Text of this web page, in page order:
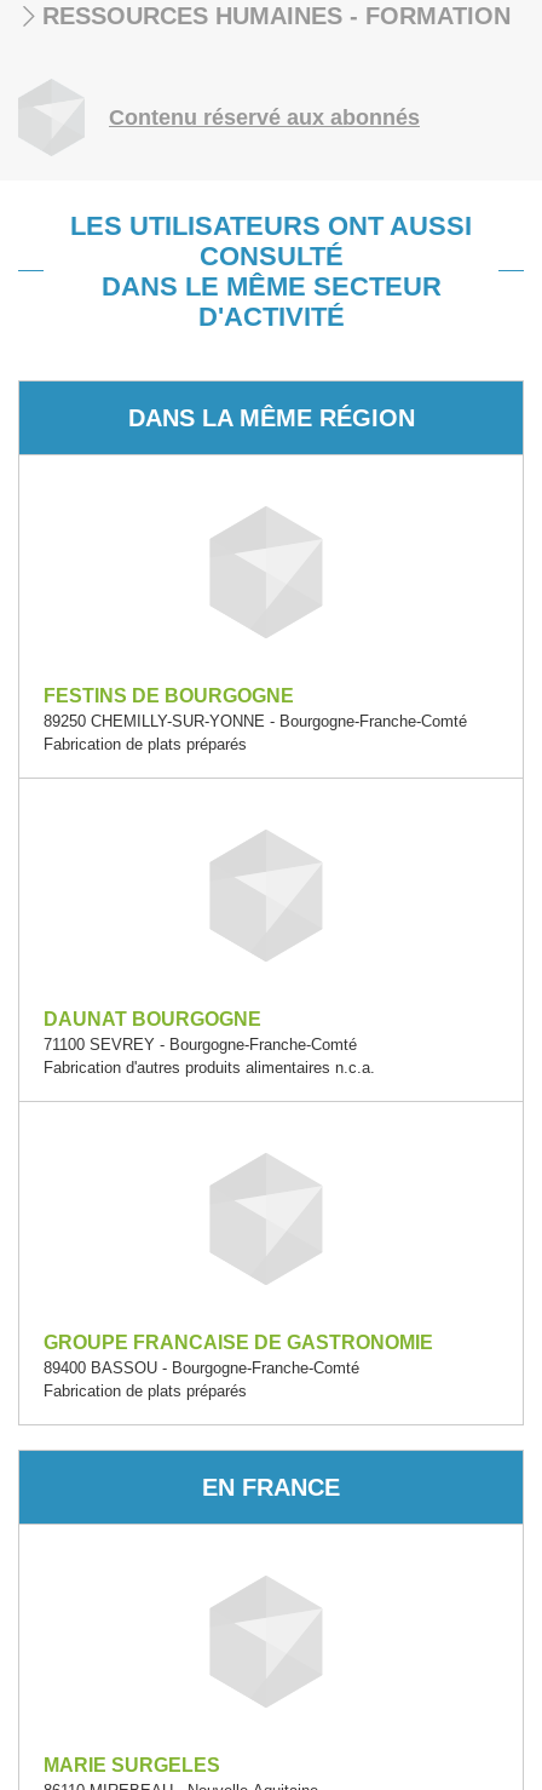
RESSOURCES HUMAINES - FORMATION
Contenu réservé aux abonnés
LES UTILISATEURS ONT AUSSI
CONSULTÉ
DANS LE MÊME SECTEUR
D'ACTIVITÉ
DANS LA MÊME RÉGION
FESTINS DE BOURGOGNE
89250 CHEMILLY-SUR-YONNE - Bourgogne-Franche-Comté
Fabrication de plats préparés
DAUNAT BOURGOGNE
71100 SEVREY - Bourgogne-Franche-Comté
Fabrication d'autres produits alimentaires n.c.a.
GROUPE FRANCAISE DE GASTRONOMIE
89400 BASSOU - Bourgogne-Franche-Comté
Fabrication de plats préparés
EN FRANCE
MARIE SURGELES